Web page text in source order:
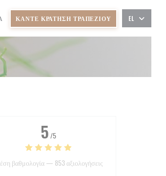
ΚΆΝΤΕ ΚΡΆΤΗΣΗ ΤΡΑΠΕΖΙΟΎ EL
5 /5
βαθμολογία — 853 αξιολογήσεις